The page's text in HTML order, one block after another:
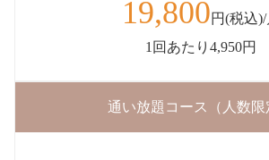
19,800円(税込)/
1回あたり4,950円
通い放題コース（人数限